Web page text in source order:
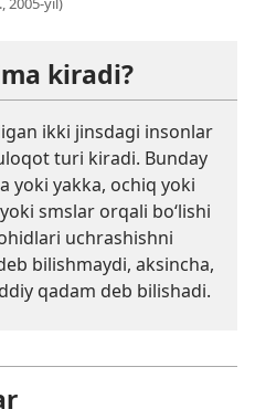
kiradi?
ikki jinsdagi insonlar
turi kiradi. Bunday
yoki yakka, ochiq yoki
smslar orqali bo‘lishi
uchrashishni
bilishmaydi, aksincha,
qadam deb bilishadi.